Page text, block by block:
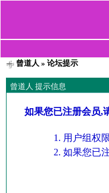
曾道人 » 论坛提示
曾道人 提示信息
如果您已注册会员,
用户组权
如果您已